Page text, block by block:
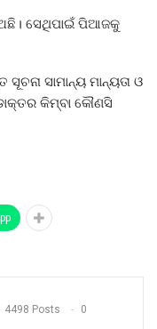
ସେଥିପାଇଁ ପିଆଜକୁ
ସାମାନ୍ୟ ମାନ୍ୟତା ଓ
କିମ୍ବା କୌଣସି
4498 Posts 0